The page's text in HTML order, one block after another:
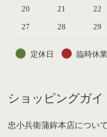
20
21 22
27
28 29
定休日 臨時休業
ショッピングガイ
忠小兵衛蒲鉾本店について